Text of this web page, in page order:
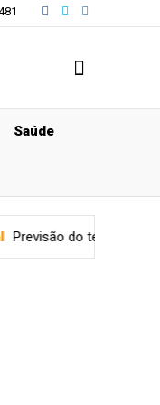
Saúde
para quinta-feira